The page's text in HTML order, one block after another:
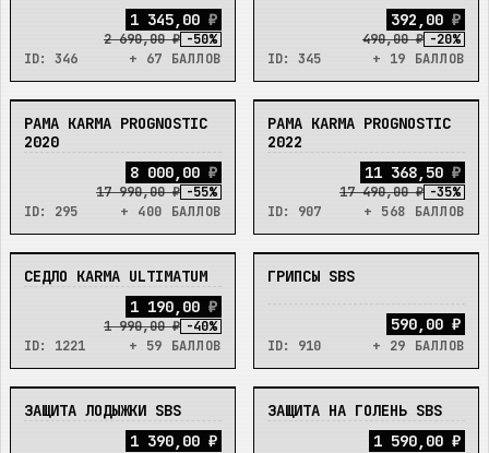
ID: 346
1 345,00 ₽
2 690,00 ₽ -50%
+ 67 БАЛЛОВ
ID: 345
392 ,00 ₽
490,00 ₽ -20%
+ 19 БАЛЛОВ
В_НАЛИЧИИ
РАМА KARMA PROGNOSTIC
2020
ID: 295
8 000,00 ₽
17 990,00 ₽ -55%
+ 400 БАЛЛОВ
В_НАЛИЧИИ
РАМА KARMA PROGNOSTIC
2022
ID: 907
11 368,50 ₽
17 490,00 ₽ -35%
+ 568 БАЛЛОВ
В_НАЛИЧИИ
СЕДЛО KARMA ULTIMATUM
ID: 1221
1 190,00 ₽
1 990,00 ₽ -40%
+ 59 БАЛЛОВ
В_НАЛИЧИИ
ГРИПСЫ SBS
ID: 910
590,00 ₽
+ 29 БАЛЛОВ
В_НАЛИЧИИ
ЗАЩИТА ЛОДЫЖКИ SBS
1 390,00 ₽
В_НАЛИЧИИ
ЗАЩИТА НА ГОЛЕНЬ SBS
1 590,00 ₽